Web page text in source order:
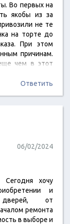
Во первых на
якобы из за
не те
на торте до
При этом
причинам.
чем в этот
Ответить
06/02/2024
хочу
и
дверей, от
ремонта
в выборе и